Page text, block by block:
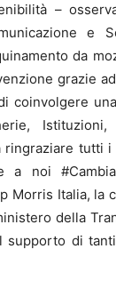
–
e
da
grazie
coinvolgere
ringraziare tutti
a noi
Morris Italia, la
della
supporto di